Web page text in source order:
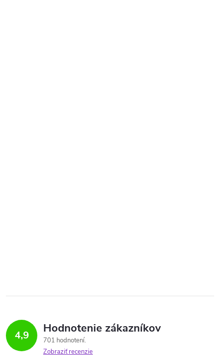
4,9 Hodnotenie zákazníkov
701 hodnotení
Zobraziť recenzie